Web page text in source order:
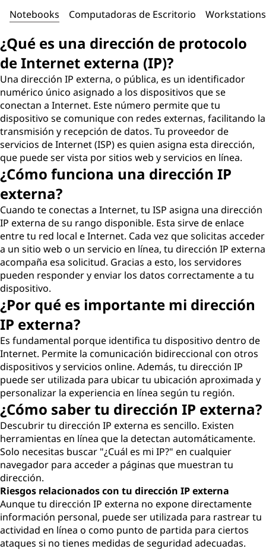
Notebooks Computadoras de Escritorio Workstations
¿Qué es una dirección de protocolo
de Internet externa (IP)?
Una dirección IP externa, o pública, es un identificador
numérico único asignado a los dispositivos que se
conectan a Internet. Este número permite que tu
dispositivo se comunique con redes externas, facilitando la
transmisión y recepción de datos. Tu proveedor de
servicios de Internet (ISP) es quien asigna esta dirección,
que puede ser vista por sitios web y servicios en línea.
¿Cómo funciona una dirección IP
externa?
Cuando te conectas a Internet, tu ISP asigna una dirección
IP externa de su rango disponible. Esta sirve de enlace
entre tu red local e Internet. Cada vez que solicitas acceder
a un sitio web o un servicio en línea, tu dirección IP externa
acompaña esa solicitud. Gracias a esto, los servidores
pueden responder y enviar los datos correctamente a tu
dispositivo.
¿Por qué es importante mi dirección
IP externa?
Es fundamental porque identifica tu dispositivo dentro de
Internet. Permite la comunicación bidireccional con otros
dispositivos y servicios online. Además, tu dirección IP
puede ser utilizada para ubicar tu ubicación aproximada y
personalizar la experiencia en línea según tu región.
¿Cómo saber tu dirección IP externa?
Descubrir tu dirección IP externa es sencillo. Existen
herramientas en línea que la detectan automáticamente.
Solo necesitas buscar "¿Cuál es mi IP?" en cualquier
navegador para acceder a páginas que muestran tu
dirección.
Riesgos relacionados con tu dirección IP externa
Aunque tu dirección IP externa no expone directamente
información personal, puede ser utilizada para rastrear tu
actividad en línea o como punto de partida para ciertos
ataques si no tienes medidas de seguridad adecuadas.